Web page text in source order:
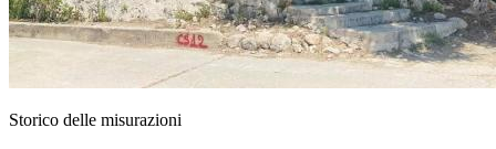
Storico delle misurazioni